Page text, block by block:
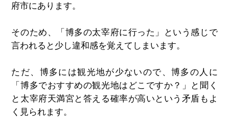
府市にあります。
そのため、「博多の太宰府に行った」という感じで
言われると少し違和感を覚えてしまいます。
ただ、博多には観光地が少ないので、博多の人に
「博多でおすすめの観光地はどこですか？」と聞く
と太宰府天満宮と答える確率が高いという矛盾もよ
く見られます。